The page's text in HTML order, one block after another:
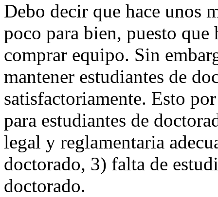
Debo decir que hace unos
poco para bien, puesto
comprar equipo. Sin
mantener estudiantes de
satisfactoriamente. Esto
para estudiantes de
legal y reglamentaria
doctorado, 3) falta de
doctorado.